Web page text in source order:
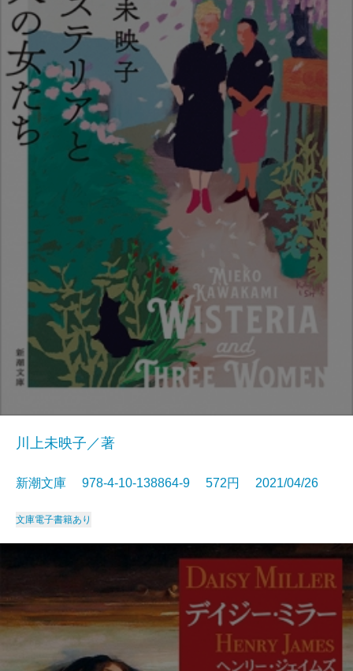
川上未映子／著
新潮文庫 978-4-10-138864-9 572円 2021/04/26
文庫電子書籍あり